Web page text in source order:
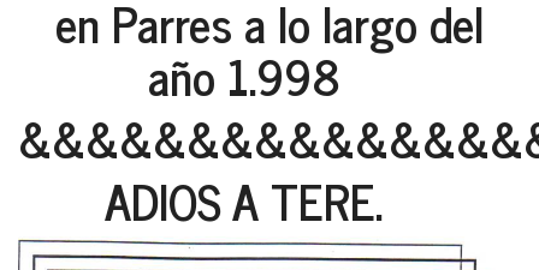
en Parres a lo largo del
año 1.998
ADIOS A TERE.